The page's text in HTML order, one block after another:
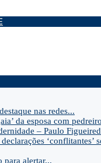
nas redes...
da esposa com
– Paulo
‘conflitantes’
para alertar...